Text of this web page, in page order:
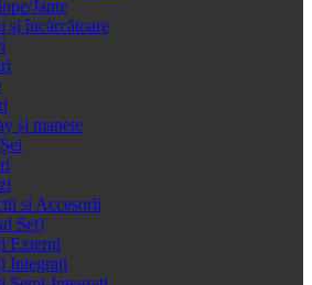
Jante
și încărcătoare
și manete
si Accesorii
Set)
Externi
Integrați